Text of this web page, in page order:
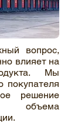
вопрос,
влияет на
Мы
покупателя
решение
объема